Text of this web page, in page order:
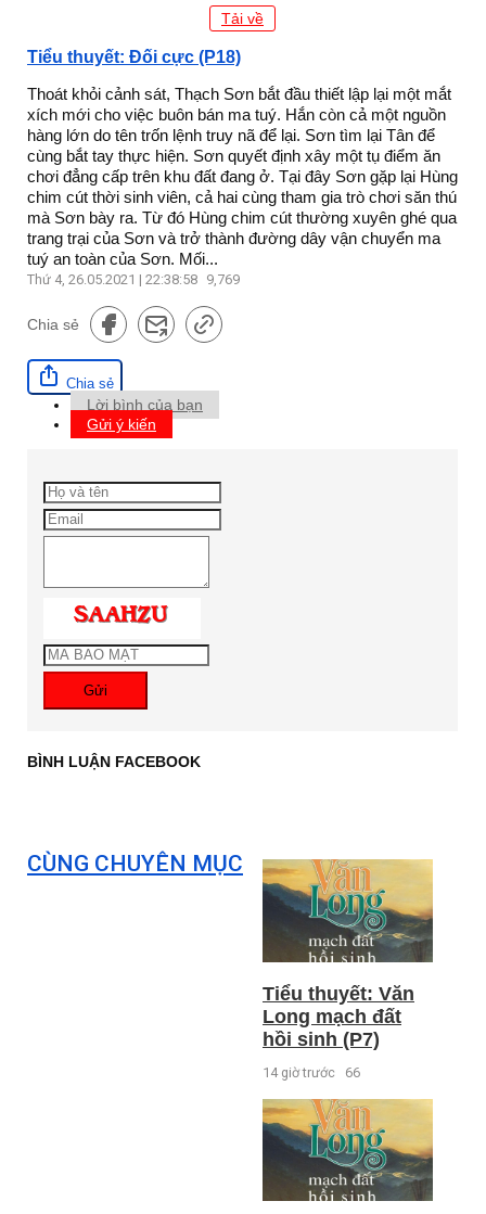
Tải về
Tiểu thuyết: Đối cực (P18)
Thoát khỏi cảnh sát, Thạch Sơn bắt đầu thiết lập lại một mắt
xích mới cho việc buôn bán ma tuý. Hắn còn cả một nguồn
hàng lớn do tên trốn lệnh truy nã để lại. Sơn tìm lại Tân để
cùng bắt tay thực hiện. Sơn quyết định xây một tụ điểm ăn
chơi đẳng cấp trên khu đất đang ở. Tại đây Sơn gặp lại Hùng
chim cút thời sinh viên, cả hai cùng tham gia trò chơi săn thú
mà Sơn bày ra. Từ đó Hùng chim cút thường xuyên ghé qua
trang trại của Sơn và trở thành đường dây vận chuyển ma
tuý an toàn của Sơn. Mối...
Thứ 4, 26.05.2021 | 22:38:58 9,769
Chia sẻ
Chia sẻ
Lời bình của bạn
Gửi ý kiến
Gửi
BÌNH LUẬN FACEBOOK
CÙNG CHUYÊN MỤC
Tiểu thuyết: Văn
Long mạch đất
hồi sinh (P7)
14 giờ trước 66